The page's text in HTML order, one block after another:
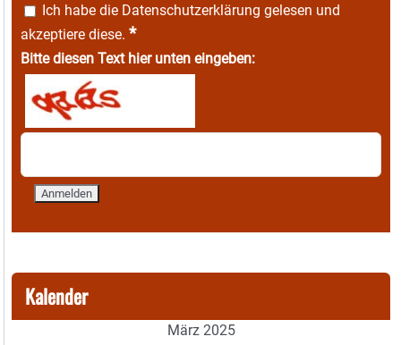
Ich habe die Datenschutzerklärung gelesen und
akzeptiere diese. *
Bitte diesen Text hier unten eingeben:
Kalender
März 2025